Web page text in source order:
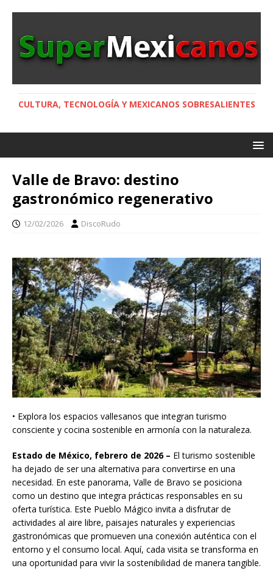
CULTURA, TECNOLOGÍA Y MEXICANOS SOBRESALIENTES
Valle de Bravo: destino
gastronómico regenerativo
12/02/2026 DiscoRudo
• Explora los espacios vallesanos que integran turismo
consciente y cocina sostenible en armonía con la naturaleza.
Estado de México, febrero de 2026 – El turismo sostenible
ha dejado de ser una alternativa para convertirse en una
necesidad. En este panorama, Valle de Bravo se posiciona
como un destino que integra prácticas responsables en su
oferta turística. Este Pueblo Mágico invita a disfrutar de
actividades al aire libre, paisajes naturales y experiencias
gastronómicas que promueven una conexión auténtica con el
entorno y el consumo local. Aquí, cada visita se transforma en
una oportunidad para vivir la sostenibilidad de manera tangible.